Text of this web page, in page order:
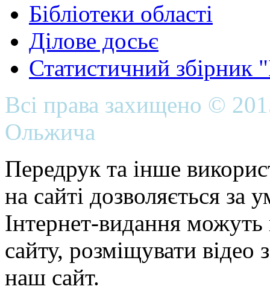
Бібліотеки області
Ділове досьє
Статистичний
Всі права захищено ©
Ольжича
Передрук та інше
на сайті дозволяється
Інтернет-видання можуть
сайту, розміщувати відео
наш сайт.